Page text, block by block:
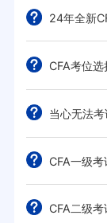
24年全新
CFA考位选
当心无法考
CFA一级
CFA二级